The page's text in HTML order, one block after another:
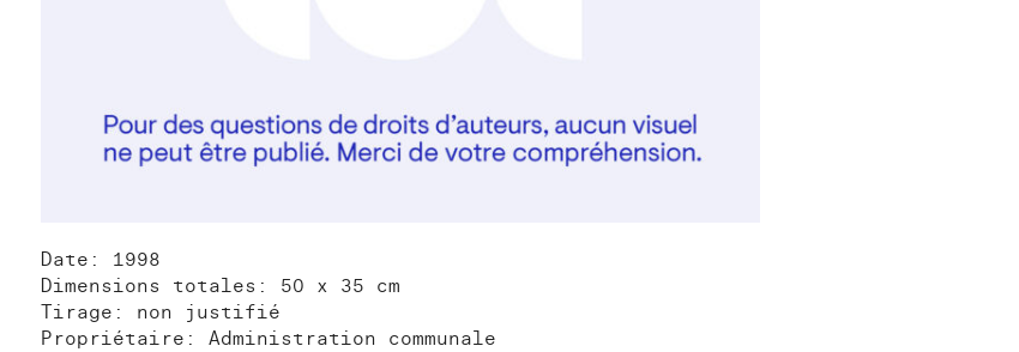
Date: 1998
Dimensions totales: 50 x 35 cm
Tirage: non justifié
Propriétaire: Administration communale